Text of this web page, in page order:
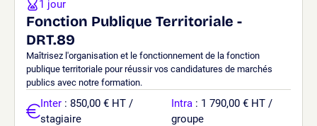
Fonction Publique Territoriale -
DRT.89
Maîtrisez l'organisation et le fonctionnement de la fonction
publique territoriale pour réussir vos candidatures de marchés
publics avec notre formation.
1 jour
Inter : 850,00 € HT /
stagiaire
Intra : 1 790,00 € HT /
groupe